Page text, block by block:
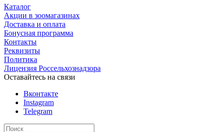
Каталог
Акции в зоомагазинах
Доставка и оплата
Бонусная программа
Контакты
Реквизиты
Политика
Лицензия Россельхознадзора
Оставайтесь на связи
Вконтакте
Instagram
Telegram